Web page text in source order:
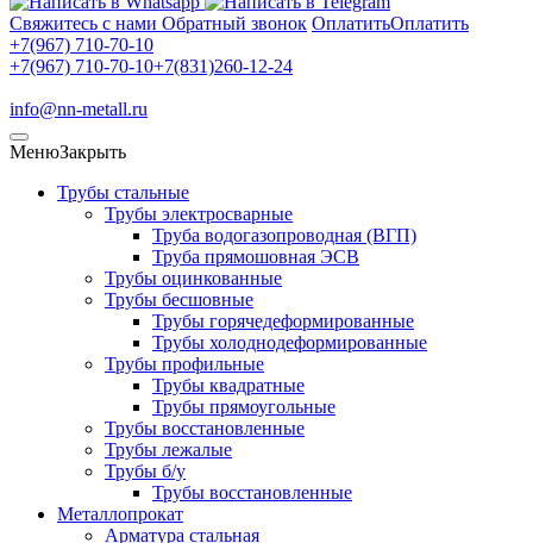
Свяжитесь с нами Обратный звонок ОплатитьОплатить
+7(967) 710-70-10
+7(967) 710-70-10+7(831)260-12-24
info@nn-metall.ru
МенюЗакрыть
Трубы стальные
Трубы электросварные
Труба водогазопроводная (ВГП)
Труба прямошовная ЭСВ
Трубы оцинкованные
Трубы бесшовные
Трубы горячедеформированные
Трубы холоднодеформированные
Трубы профильные
Трубы квадратные
Трубы прямоугольные
Трубы восстановленные
Трубы лежалые
Трубы б/у
Трубы восстановленные
Металлопрокат
Арматура стальная